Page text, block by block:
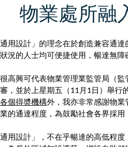
物業處所融
用設計」的理念在於創造兼容通
況的人士均可便捷使用，暢達無障
高興可代表物業管理業監管局（
，並於上星期五（11月1日）舉行
各個得奬機構外，我亦非常感謝物
的通達程度，為鼓勵社會各界採用
用設計」，不在乎暢達的高低程